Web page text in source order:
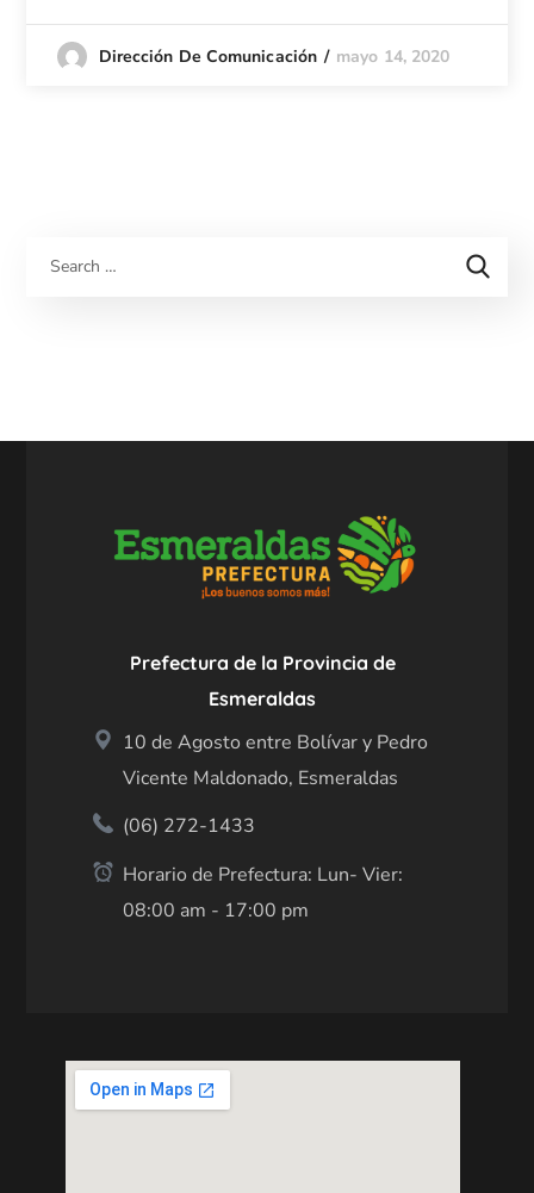
Dirección De Comunicación mayo 14, 2020
Prefectura de la Provincia de
Esmeraldas
10 de Agosto entre Bolívar y Pedro
Vicente Maldonado, Esmeraldas
(06) 272-1433
Horario de Prefectura: Lun- Vier:
08:00 am - 17:00 pm